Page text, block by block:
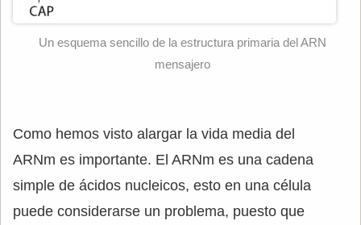
Un esquema sencillo de la estructura primaria del ARN
mensajero
Como hemos visto alargar la vida media del
ARNm es importante. El ARNm es una cadena
simple de ácidos nucleicos, esto en una célula
puede considerarse un problema, puesto que